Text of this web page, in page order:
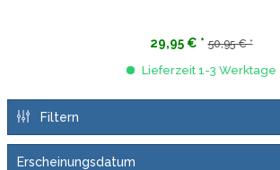
29,95 € * 50,95 € *
Lieferzeit 1-3 Werktage
Filtern